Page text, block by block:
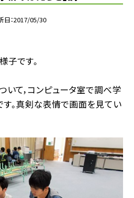
日 2017/05/30
子です。
いて，コンピュータ室で調べ学
す。真剣な表情で画面を見てい